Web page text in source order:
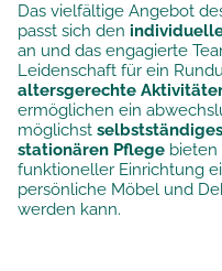
Das vielfältige Angebot
passt sich den
an und das engagierte
Leidenschaft für ein
altersgerechte
ermöglichen ein
möglichst
stationären Pflege bieten
funktioneller Einrichtung
persönliche Möbel und
werden kann.